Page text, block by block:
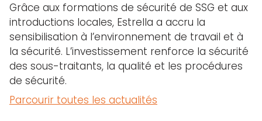
Grâce aux formations de sécurité de SSG et aux
introductions locales, Estrella a accru la
sensibilisation à l’environnement de travail et à
la sécurité. L’investissement renforce la sécurité
des sous-traitants, la qualité et les procédures
de sécurité.
Parcourir toutes les actualités